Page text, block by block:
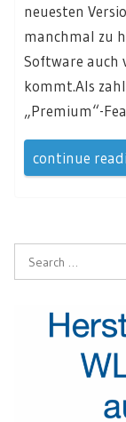
neuesten
manchmal zu
Software auch
kommt.Als
„Premium“-
continue